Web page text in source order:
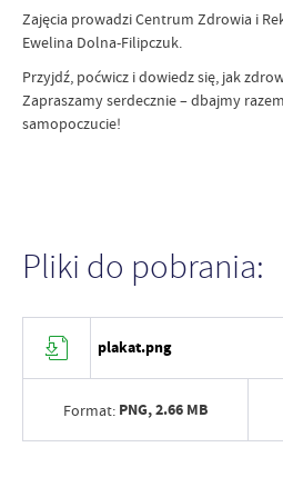
Zajęcia prowadzi Centrum Zdrowia i
Ewelina Dolna-Filipczuk.
Przyjdź, poćwicz i dowiedz się, jak
Zapraszamy serdecznie – dbajmy
samopoczucie!
Pliki do pobrania:
plakat.png
Format: PNG,2.66 MB